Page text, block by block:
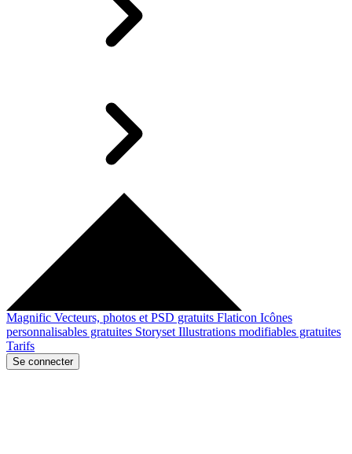
Magnific Vecteurs, photos et PSD gratuits Flaticon Icônes
personnalisables gratuites Storyset Illustrations modifiables gratuites
Tarifs
Se connecter